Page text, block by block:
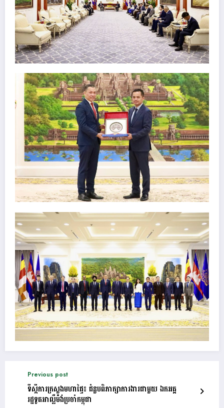
Previous post
ទីស្តីការក្រសួងមហាផ្ទៃ៖ ជំនួបពិភាក្សាការងារជាមួយ ឯកអគ្គ
រដ្ឋទូតអាល្លឺម៉ង់ប្រចាំកម្ពុជា